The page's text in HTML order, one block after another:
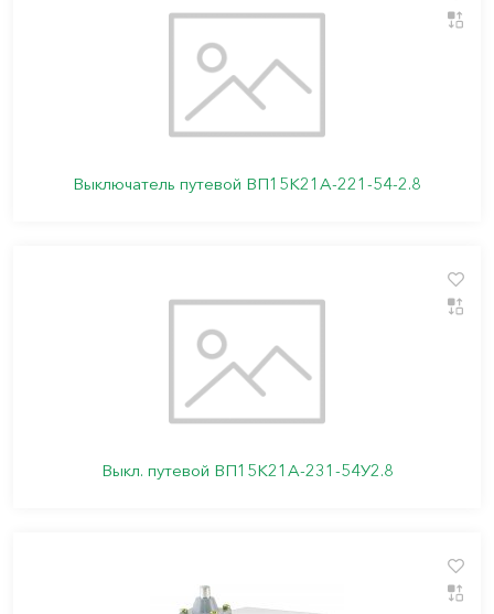
Выключатель путевой ВП15K21А-221-54-2.8
Выкл. путевой ВП15К21А-231-54У2.8